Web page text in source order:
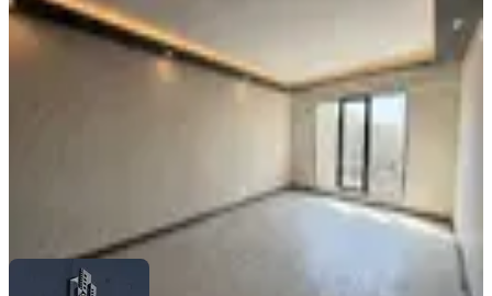
Mamak, Şehit Cengiz Topel Mahallesi
4+1·160 m²· 16.07.2026
Canberk Ulukaya